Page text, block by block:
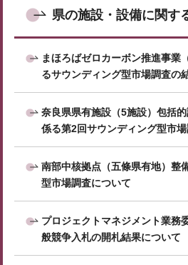
県の施設・設備に関す
まほろばゼロカーボン推進事業
るサウンディング型市場調査の
奈良県県有施設（5施設）包括
係る第2回サウンディング型市
南部中核拠点（五條県有地）整
型市場調査について
プロジェクトマネジメント業務
般競争入札の開札結果について